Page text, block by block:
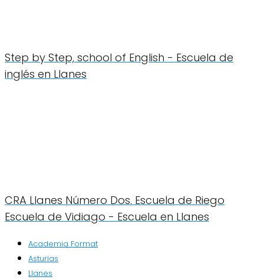
Step by Step, school of English - Escuela de
inglés en Llanes
CRA Llanes Número Dos. Escuela de Riego
Escuela de Vidiago - Escuela en Llanes
Academia Format
Asturias
Llanes